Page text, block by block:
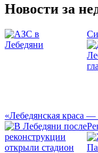
Новости за
«Лебедянская краса —